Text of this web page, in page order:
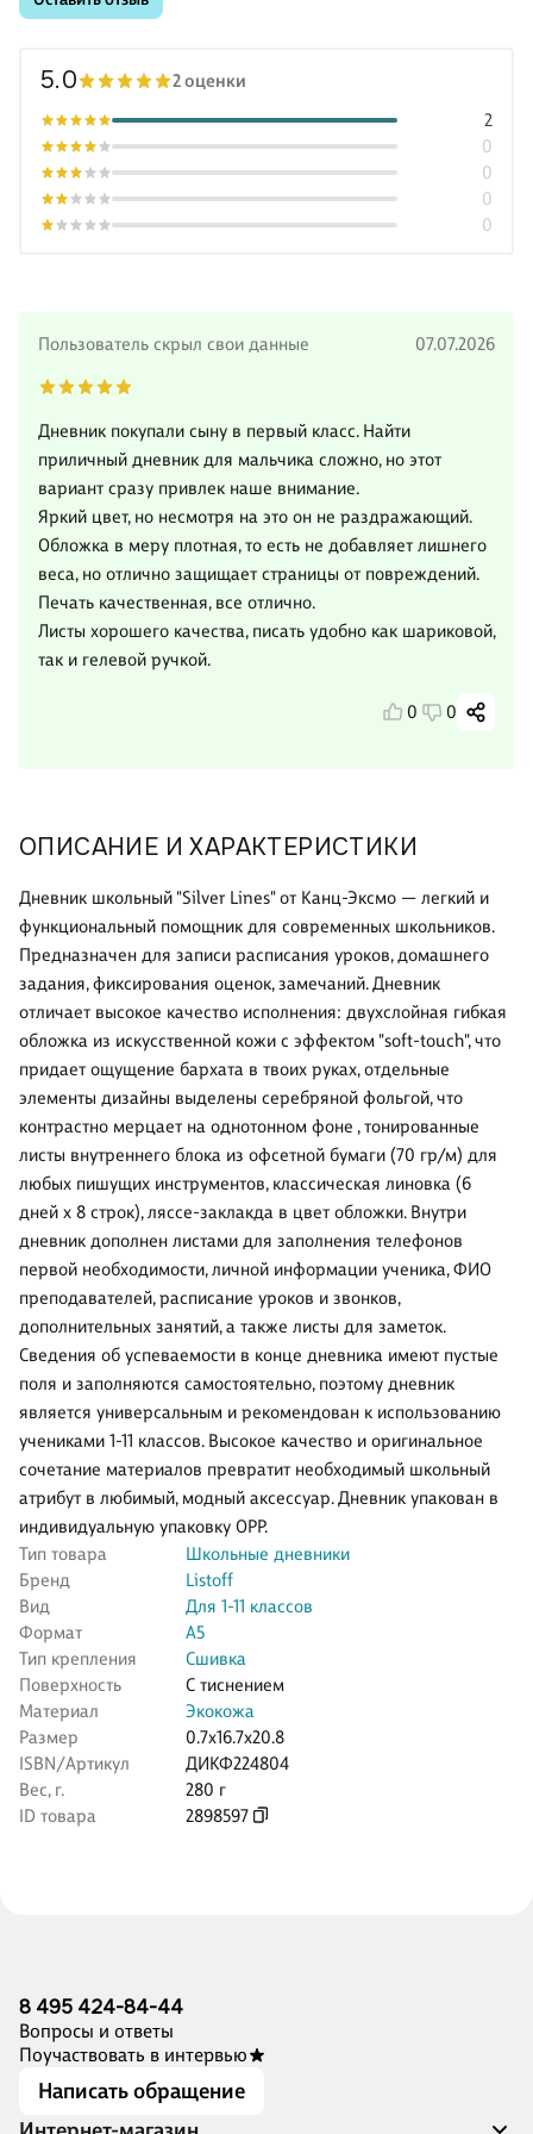
ОПИСАНИЕ И ХАРАКТЕРИСТИКИ
Дневник школьный "Silver Lines" от Канц-Эксмо — легкий и
функциональный помощник для современных школьников.
Предназначен для записи расписания уроков, домашнего
задания, фиксирования оценок, замечаний. Дневник
отличает высокое качество исполнения: двухслойная гибкая
обложка из искусственной кожи с эффектом "soft-touch", что
придает ощущение бархата в твоих руках, отдельные
элементы дизайны выделены серебряной фольгой, что
контрастно мерцает на однотонном фоне , тонированные
листы внутреннего блока из офсетной бумаги (70 гр/м) для
любых пишущих инструментов, классическая линовка (6
дней х 8 строк), ляссе-заклакда в цвет обложки. Внутри
дневник дополнен листами для заполнения телефонов
первой необходимости, личной информации ученика, ФИО
преподавателей, расписание уроков и звонков,
дополнительных занятий, а также листы для заметок.
Сведения об успеваемости в конце дневника имеют пустые
поля и заполняются самостоятельно, поэтому дневник
является универсальным и рекомендован к использованию
учениками 1-11 классов. Высокое качество и оригинальное
сочетание материалов превратит необходимый школьный
атрибут в любимый, модный аксессуар. Дневник упакован в
индивидуальную упаковку ОРР.
Тип товара
Школьные дневники
Бренд
Listoff
Вид
Для 1-11 классов
Формат
А5
Тип крепления
Сшивка
Поверхность
С тиснением
Материал
Экокожа
Размер
0.7x16.7x20.8
ISBN/Артикул
ДИКФ224804
Вес, г.
280 г
ID товара
2898597
5.0 2 оценки
0
0
0
0
2
Пользователь скрыл свои данные 07.07.2026
Дневник покупали сыну в первый класс. Найти
приличный дневник для мальчика сложно, но этот
вариант сразу привлек наше внимание.
Яркий цвет, но несмотря на это он не раздражающий.
Обложка в меру плотная, то есть не добавляет лишнего
веса, но отлично защищает страницы от повреждений.
Печать качественная, все отлично.
Листы хорошего качества, писать удобно как шариковой,
так и гелевой ручкой.
0 0
8 495 424-84-44
Вопросы и ответы
Поучаствовать в интервью
Написать обращение